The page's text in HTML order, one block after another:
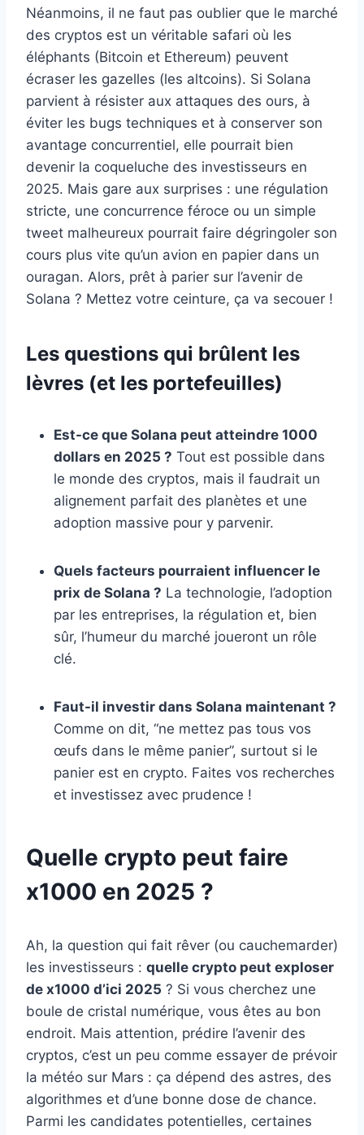
Néanmoins, il ne faut pas oublier que le marché
des cryptos est un véritable safari où les
éléphants (Bitcoin et Ethereum) peuvent
écraser les gazelles (les altcoins). Si Solana
parvient à résister aux attaques des ours, à
éviter les bugs techniques et à conserver son
avantage concurrentiel, elle pourrait bien
devenir la coqueluche des investisseurs en
2025. Mais gare aux surprises : une régulation
stricte, une concurrence féroce ou un simple
tweet malheureux pourrait faire dégringoler son
cours plus vite qu’un avion en papier dans un
ouragan. Alors, prêt à parier sur l’avenir de
Solana ? Mettez votre ceinture, ça va secouer !
Les questions qui brûlent les
lèvres (et les portefeuilles)
Est-ce que Solana peut atteindre 1000
dollars en 2025 ? Tout est possible dans
le monde des cryptos, mais il faudrait un
alignement parfait des planètes et une
adoption massive pour y parvenir.
Quels facteurs pourraient influencer le
prix de Solana ? La technologie, l’adoption
par les entreprises, la régulation et, bien
sûr, l’humeur du marché joueront un rôle
clé.
Faut-il investir dans Solana maintenant ?
Comme on dit, “ne mettez pas tous vos
œufs dans le même panier”, surtout si le
panier est en crypto. Faites vos recherches
et investissez avec prudence !
Quelle crypto peut faire
x1000 en 2025 ?
Ah, la question qui fait rêver (ou cauchemarder)
les investisseurs : quelle crypto peut exploser
de x1000 d’ici 2025 ? Si vous cherchez une
boule de cristal numérique, vous êtes au bon
endroit. Mais attention, prédire l’avenir des
cryptos, c’est un peu comme essayer de prévoir
la météo sur Mars : ça dépend des astres, des
algorithmes et d’une bonne dose de chance.
Parmi les candidates potentielles, certaines